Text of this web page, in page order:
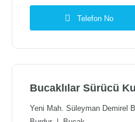
Telefon No
Bucaklılar Sürücü
Yeni Mah. Süleyman Demirel